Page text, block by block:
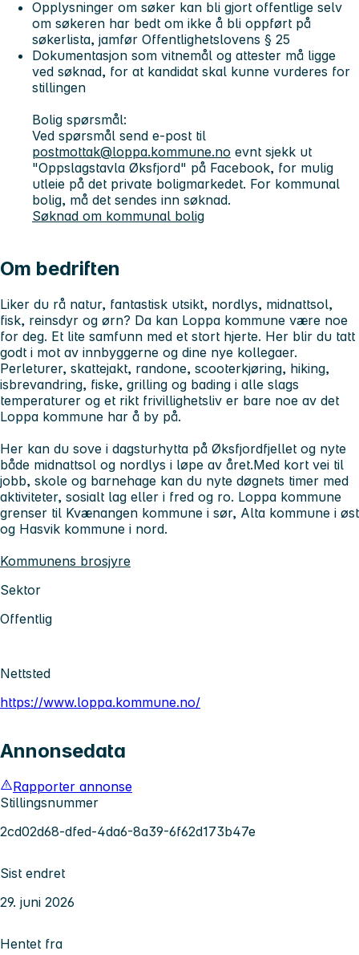
Opplysninger om søker kan bli gjort offentlige selv
om søkeren har bedt om ikke å bli oppført på
søkerlista, jamfør Offentlighetslovens § 25
Dokumentasjon som vitnemål og attester må ligge
ved søknad, for at kandidat skal kunne vurderes for
stillingen
Bolig spørsmål:
Ved spørsmål send e-post til
postmottak@loppa.kommune.no evnt sjekk ut
"Oppslagstavla Øksfjord" på Facebook, for mulig
utleie på det private boligmarkedet. For kommunal
bolig, må det sendes inn søknad.
Søknad om kommunal bolig
Om bedriften
Liker du rå natur, fantastisk utsikt, nordlys, midnattsol,
fisk, reinsdyr og ørn? Da kan Loppa kommune være noe
for deg. Et lite samfunn med et stort hjerte. Her blir du tatt
godt i mot av innbyggerne og dine nye kollegaer.
Perleturer, skattejakt, randone, scooterkjøring, hiking,
isbrevandring, fiske, grilling og bading i alle slags
temperaturer og et rikt frivillighetsliv er bare noe av det
Loppa kommune har å by på.
Her kan du sove i dagsturhytta på Øksfjordfjellet og nyte
både midnattsol og nordlys i løpe av året.Med kort vei til
jobb, skole og barnehage kan du nyte døgnets timer med
aktiviteter, sosialt lag eller i fred og ro. Loppa kommune
grenser til Kvænangen kommune i sør, Alta kommune i øst
og Hasvik kommune i nord.
Kommunens brosjyre
Sektor
Offentlig
Nettsted
https://www.loppa.kommune.no/
Annonsedata
Rapporter annonse
Stillingsnummer
2cd02d68-dfed-4da6-8a39-6f62d173b47e
Sist endret
29. juni 2026
Hentet fra